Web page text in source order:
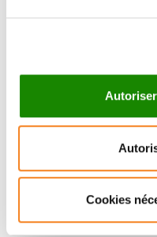
Cookies
Suivez